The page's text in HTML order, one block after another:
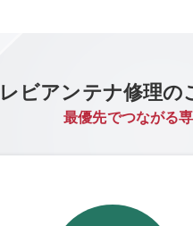
ビアンテナ修理
最優先でつながる